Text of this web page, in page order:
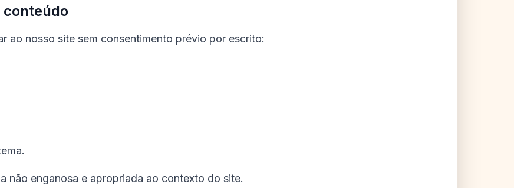
conteúdo
ao nosso site sem consentimento prévio por escrito:
não enganosa e apropriada ao contexto do site.